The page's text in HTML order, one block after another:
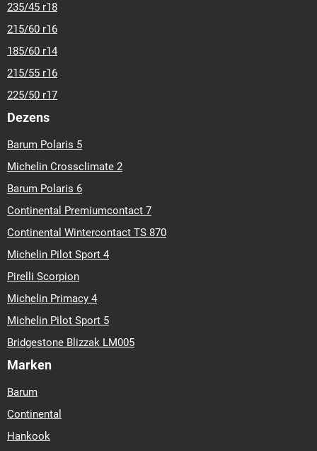
235/45 r18
215/60 r16
185/60 r14
215/55 r16
225/50 r17
Dezens
Barum Polaris 5
Michelin Crossclimate 2
Barum Polaris 6
Continental Premiumcontact 7
Continental Wintercontact TS 870
Michelin Pilot Sport 4
Pirelli Scorpion
Michelin Primacy 4
Michelin Pilot Sport 5
Bridgestone Blizzak LM005
Marken
Barum
Continental
Hankook